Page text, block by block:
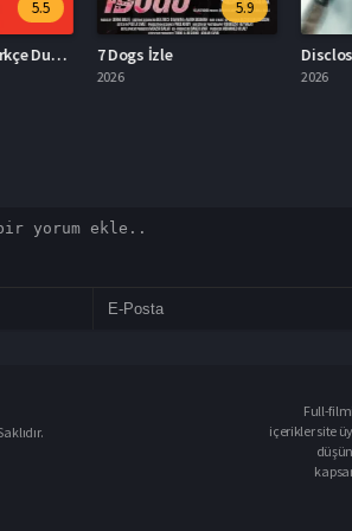
5.5
Derin Kabus Türkçe Dublaj İzle
5.9
7 Dogs İzle
2026 2026
Full-
içerikler site